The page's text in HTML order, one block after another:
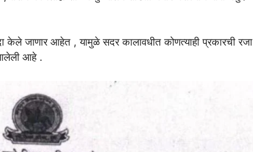
केले जाणार आहेत , यामुळे सदर कालावधीत कोणत्याही प्रकारची रजा
आहे .